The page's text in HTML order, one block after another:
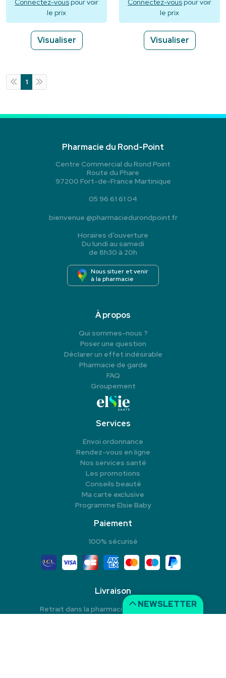
Connectez-vous pour voir
le prix
Visualiser
Connectez-vous pour voir
le prix
Visualiser
1
NEWSLETTER
Pharmacie du Rond-Point
Centre Commercial du Rond Point
Route du Phare
97200 Fort-de-France Martinique
05 96 61 61 04
bienvenue @pharmaciedurondpoint.fr
Horaires d’ouverture
Du lundi au samedi
de 8h30 à 20h
Nous situer et venir
à la pharmacie
À propos
Qui sommes-nous ?
Poser une question
Déclarer un effet indésirable
Pharmacie de garde
FAQ
Groupement
Services
Envoi ordonnance
Rendez-vous en ligne
Nos services santé
Les promotions
Conseils beauté
Ma carte exclusive
Programme Elsie Baby
Paiement
100% sécurisé
Livraison
Retrait dans la pharmacie en Click & Collect